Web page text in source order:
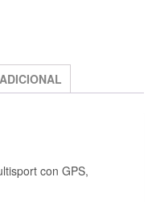
con GPS,